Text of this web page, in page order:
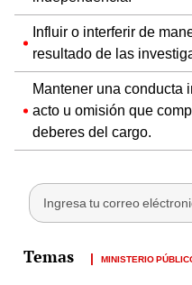
Influir o interferir de
resultado de las
Mantener una conducta
acto u omisión que
deberes del cargo.
MINISTERIO